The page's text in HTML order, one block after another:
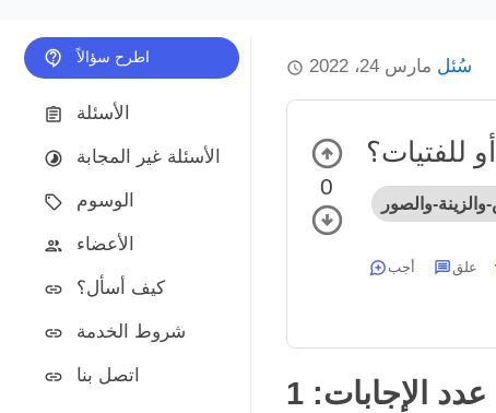
اطرح سؤالاً
الأسئلة
الأسئلة غير المجابة
الوسوم
الأعضاء
كيف أسأل؟
شروط الخدمة
اتصل بنا
سُئل مارس 24، 2022
0
للفتيات؟
والزينة-والصور
أجب علق
عدد الإجابات: 1